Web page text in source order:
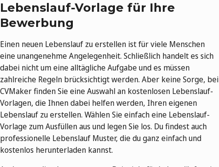
Lebenslauf-Vorlage für Ihre
Bewerbung
Einen neuen Lebenslauf zu erstellen ist für viele Menschen
eine unangenehme Angelegenheit. Schließlich handelt es sich
dabei nicht um eine alltägliche Aufgabe und es müssen
zahlreiche Regeln brücksichtigt werden. Aber keine Sorge, bei
CVMaker finden Sie eine Auswahl an kostenlosen Lebenslauf-
Vorlagen, die Ihnen dabei helfen werden, Ihren eigenen
Lebenslauf zu erstellen. Wählen Sie einfach eine Lebenslauf-
Vorlage zum Ausfüllen aus und legen Sie los. Du findest auch
professionelle Lebenslauf Muster, die du ganz einfach und
kostenlos herunterladen kannst.